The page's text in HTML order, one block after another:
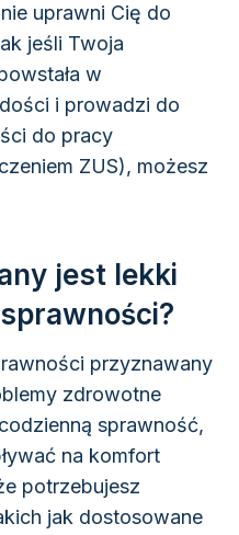
uprawni Cię do
jeśli Twoja
w
i prowadzi do
do pracy
ZUS), możesz
jest lekki
przyznawany
zdrowotne
sprawność,
na komfort
potrzebujesz
jak dostosowane